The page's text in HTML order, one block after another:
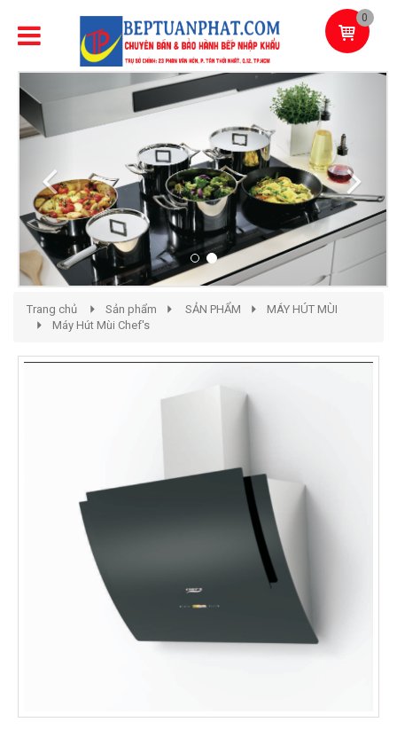
0
Previous
Trang chủ Sản phẩm SẢN PHẨM
MÁY HÚT MÙI
Máy Hút Mùi Chef's